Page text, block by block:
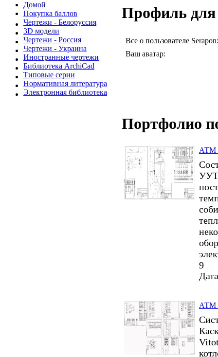
Домой
Покупка баллов
Чертежи - Белоруссия
3D модели
Чертежи - Россия
Чертежи - Украина
Иностранные чертежи
Библиотека ArchiCad
Типовые серии
Нормативная литература
Электронная библиотека
Профиль для
Все о пользователе Serapon:
Ваш аватар:
Портфолио
АТМ
9
АТМ